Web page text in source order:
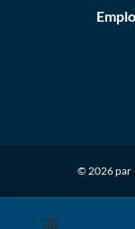
© 2026 par
Plan du site
📅